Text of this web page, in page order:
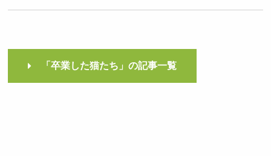
「卒業した猫たち」の記事一覧